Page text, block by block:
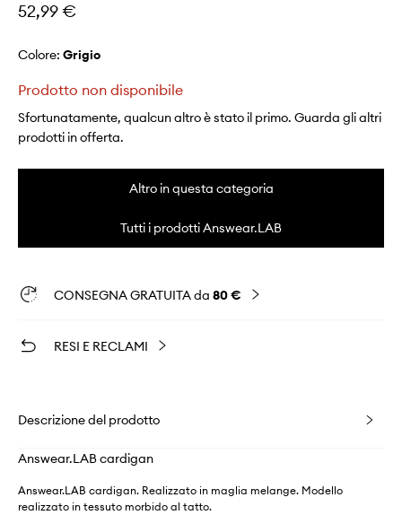
52,99 €
Colore: grigio
Prodotto non disponibile
Sfortunatamente, qualcun altro è stato il primo. Guarda gli altri
prodotti in offerta.
Altro in questa categoria
Tutti i prodotti Answear.LAB
CONSEGNA GRATUITA da 80 €
RESI E RECLAMI
Descrizione del prodotto
Answear.LAB cardigan
Answear.LAB cardigan. Realizzato in maglia melange. Modello
realizzato in tessuto morbido al tatto.